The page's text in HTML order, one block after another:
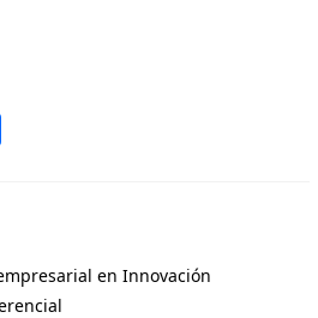
r
en Innovación